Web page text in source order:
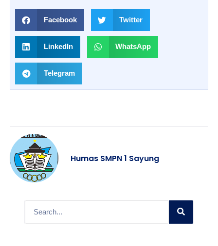
Facebook Twitter
LinkedIn WhatsApp
Telegram
Humas SMPN 1 Sayung